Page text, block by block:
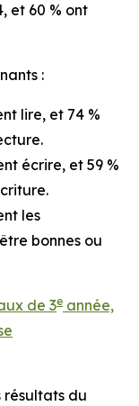
et 60 % ont
:
lire, et 74 %
écrire, et 59 %
les
bonnes ou
de 3e année,
résultats du